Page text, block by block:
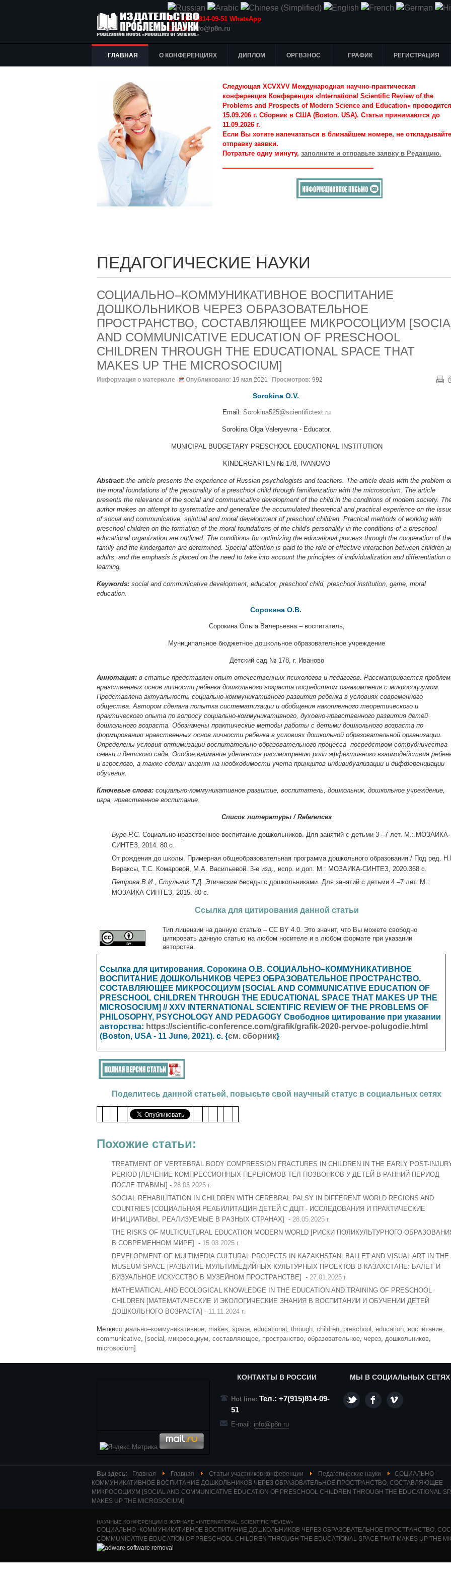
Т.: +7(915)814-09-51 WhatsApp
E-mail:info@p8n.ru
ГЛАВНАЯ О КОНФЕРЕНЦИЯХ ДИПЛОМ ОРГВЗНОС ГРАФИК РЕГИСТРАЦИЯ
Следующая XCVXVV Международная научно-практическая
конференция Конференция «International Scientific Review of the
Problems and Prospects of Modern Science and Education» проводится
15.09.206 г. Сборник в США (Boston. USA). Статьи принимаются до
11.09.2026 г.
Если Вы хотите напечататься в ближайшем номере, не откладывайте
отправку заявки.
Потратьте одну минуту, заполните и отправьте заявку в Редакцию.
ПЕДАГОГИЧЕСКИЕ НАУКИ
СОЦИАЛЬНО–КОММУНИКАТИВНОЕ ВОСПИТАНИЕ
ДОШКОЛЬНИКОВ ЧЕРЕЗ ОБРАЗОВАТЕЛЬНОЕ
ПРОСТРАНСТВО, СОСТАВЛЯЮЩЕЕ МИКРОСОЦИУМ
AND COMMUNICATIVE EDUCATION OF PRESCHOOL
CHILDREN THROUGH THE EDUCATIONAL SPACE THAT
MAKES UP THE MICROSOCIUM]
Информация о материале Опубликовано: 19 мая 2021 Просмотров: 992
Sorokina O.V.
Email: Sorokina525@scientifictext.ru
Sorokina Olga Valeryevna - Educator,
МUNICIPAL BUDGETARY PRESCHOOL EDUCATIONAL INSTITUTION
KINDERGARTEN № 178, IVANOVO
Abstract: the article presents the experience of Russian psychologists and teachers. The article deals with the problem
the moral foundations of the personality of a preschool child through familiarization with the microsocium. The article
presents the relevance of the social and communicative development of the child in the conditions of modern society.
author makes an attempt to systematize and generalize the accumulated theoretical and practical experience on the
of social and communicative, spiritual and moral development of preschool children. Practical methods of working with
preschool children on the formation of the moral foundations of the child's personality in the conditions of a preschool
educational organization are outlined. The conditions for optimizing the educational process through the cooperation of the
family and the kindergarten are determined. Special attention is paid to the role of effective interaction between children
adults, and the emphasis is placed on the need to take into account the principles of individualization and differentiation
learning.
Keywords: social and communicative development, educator, preschool child, preschool institution, game, moral
education.
Сорокина О.В.
Сорокина Ольга Валерьевна – воспитатель,
Муниципальное бюджетное дошкольное образовательное учреждение
Детский сад № 178, г. Иваново
Аннотация: в статье представлен опыт отечественных психологов и педагогов. Рассматривается
нравственных основ личности ребенка дошкольного возраста посредством ознакомления с микросоциумом.
Представлена актуальность социально-коммуникативного развития ребенка в условиях современного
общества. Автором сделана попытка систематизации и обобщения накопленного теоретического и
практического опыта по вопросу социально-коммуникативного, духовно-нравственного развития детей
дошкольного возраста. Обозначены практические методы работы с детьми дошкольного возраста по
формированию нравственных основ личности ребенка в условиях дошкольной образовательной организации.
Определены условия оптимизации воспитательно-образовательного процесса посредством сотрудничества
семьи и детского сада. Особое внимание уделяется рассмотрению роли эффективного взаимодействия
и взрослого, а также сделан акцент на необходимости учета принципов индивидуализации и дифференциации
обучения.
Ключевые слова: социально-коммуникативное развитие, воспитатель, дошкольник, дошкольное учреждение,
игра, нравственное воспитание.
Список литературы / References
Буре Р.С. Социально-нравственное воспитание дошкольников. Для занятий с детьми 3 –7 лет. М.: МОЗАИКА-
СИНТЕЗ, 2014. 80 с.
От рождения до школы. Примерная общеобразовательная программа дошкольного образования / Под ред.
Вераксы, Т.С. Комаровой, М.А. Васильевой. 3-е изд., испр. и доп. М.: МОЗАИКА-СИНТЕЗ, 2020.368 с.
Петрова В.И., Стульник Т.Д. Этические беседы с дошкольниками. Для занятий с детьми 4 –7 лет. М.:
МОЗАИКА-СИНТЕЗ, 2015. 80 с.
Ссылка для цитирования данной статьи
Тип лицензии на данную статью – CC BY 4.0. Это значит, что Вы можете свободно
цитировать данную статью на любом носителе и в любом формате при указании
авторства.
Ссылка для цитирования. Сорокина О.В. СОЦИАЛЬНО–КОММУНИКАТИВНОЕ
ВОСПИТАНИЕ ДОШКОЛЬНИКОВ ЧЕРЕЗ ОБРАЗОВАТЕЛЬНОЕ ПРОСТРАНСТВО,
СОСТАВЛЯЮЩЕЕ МИКРОСОЦИУМ [SOCIAL AND COMMUNICATIVE EDUCATION OF
PRESCHOOL CHILDREN THROUGH THE EDUCATIONAL SPACE THAT MAKES UP THE
MICROSOCIUM] // XXV INTERNATIONAL SCIENTIFIC REVIEW OF THE PROBLEMS OF
PHILOSOPHY, PSYCHOLOGY AND PEDAGOGY Свободное цитирование при указании
авторства: https://scientific-conference.com/grafik/grafik-2020-pervoe-polugodie.html
(Boston, USA - 11 June, 2021). с. {см. сборник}
Поделитесь данной статьей, повысьте свой научный статус в социальных сетях
Похожие статьи:
TREATMENT OF VERTEBRAL BODY COMPRESSION FRACTURES IN CHILDREN IN THE EARLY POST-
PERIOD [ЛЕЧЕНИЕ КОМПРЕССИОННЫХ ПЕРЕЛОМОВ ТЕЛ ПОЗВОНКОВ У ДЕТЕЙ В РАННИЙ ПЕРИОД
ПОСЛЕ ТРАВМЫ] - 28.05.2025 г.
SOCIAL REHABILITATION IN CHILDREN WITH CEREBRAL PALSY IN DIFFERENT WORLD REGIONS AND
COUNTRIES [СОЦИАЛЬНАЯ РЕАБИЛИТАЦИЯ ДЕТЕЙ С ДЦП - ИССЛЕДОВАНИЯ И ПРАКТИЧЕСКИЕ
ИНИЦИАТИВЫ, РЕАЛИЗУЕМЫЕ В РАЗНЫХ СТРАНАХ] - 28.05.2025 г.
THE RISKS OF MULTICULTURAL EDUCATION MODERN WORLD [РИСКИ ПОЛИКУЛЬТУРНОГО
В СОВРЕМЕННОМ МИРЕ] - 15.03.2025 г.
DEVELOPMENT OF MULTIMEDIA CULTURAL PROJECTS IN KAZAKHSTAN: BALLET AND VISUAL ART IN THE
MUSEUM SPACE [РАЗВИТИЕ МУЛЬТИМЕДИЙНЫХ КУЛЬТУРНЫХ ПРОЕКТОВ В КАЗАХСТАНЕ: БАЛЕТ И
ВИЗУАЛЬНОЕ ИСКУССТВО В МУЗЕЙНОМ ПРОСТРАНСТВЕ] - 27.01.2025 г.
MATHEMATICAL AND ECOLOGICAL KNOWLEDGE IN THE EDUCATION AND TRAINING OF PRESCHOOL
CHILDREN [МАТЕМАТИЧЕСКИЕ И ЭКОЛОГИЧЕСКИЕ ЗНАНИЯ В ВОСПИТАНИИ И ОБУЧЕНИИ ДЕТЕЙ
ДОШКОЛЬНОГО ВОЗРАСТА] - 11.11.2024 г.
Меткисоциально–коммуникативное, makes, space, educational , through, children, preschool , education, воспитание,
communicative, [social , микросоциум, составляющее, пространство, образовательное, через, дошкольников,
microsocium]
КОНТАКТЫ В РОССИИ
Hot line: Тел.: +7(915)814-09-
51
E-mail: info@p8n.ru
МЫ В СОЦИАЛЬНЫХ СЕТЯХ
Вы здесь: Главная Главная Статьи участников конференции Педагогические науки
СОЦИАЛЬНО–
КОММУНИКАТИВНОЕ ВОСПИТАНИЕ ДОШКОЛЬНИКОВ ЧЕРЕЗ ОБРАЗОВАТЕЛЬНОЕ ПРОСТРАНСТВО, СОСТАВЛЯЮЩЕЕ
МИКРОСОЦИУМ [SOCIAL AND COMMUNICATIVE EDUCATION OF PRESCHOOL CHILDREN THROUGH THE EDUCATIONAL
MAKES UP THE MICROSOCIUM]
НАУЧНЫЕ КОНФЕРЕНЦИИ В ЖУРНАЛЕ «INTERNATIONAL SCIENTIFIC REVIEW»
СОЦИАЛЬНО–КОММУНИКАТИВНОЕ ВОСПИТАНИЕ ДОШКОЛЬНИКОВ ЧЕРЕЗ ОБРАЗОВАТЕЛЬНОЕ ПРОСТРАНСТВО,
COMMUNICATIVE EDUCATION OF PRESCHOOL CHILDREN THROUGH THE EDUCATIONAL SPACE THAT MAKES UP THE